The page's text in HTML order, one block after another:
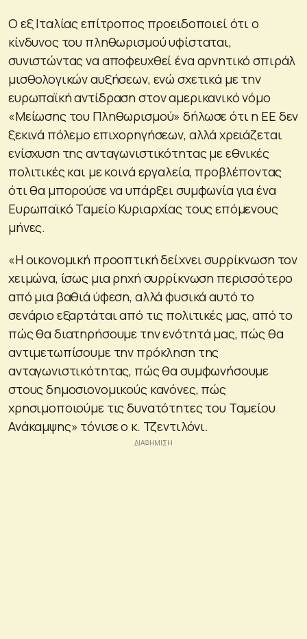
Ο εξ Ιταλίας επίτροπος προειδοποιεί ότι ο
κίνδυνος του πληθωρισμού υφίσταται,
συνιστώντας να αποφευχθεί ένα αρνητικό σπιράλ
μισθολογικών αυξήσεων, ενώ σχετικά με την
ευρωπαϊκή αντίδραση στον αμερικανικό νόμο
«Μείωσης του Πληθωρισμού» δήλωσε ότι η ΕΕ δεν
ξεκινά πόλεμο επιχορηγήσεων, αλλά χρειάζεται
ενίσχυση της ανταγωνιστικότητας με εθνικές
πολιτικές και με κοινά εργαλεία, προβλέποντας
ότι θα μπορούσε να υπάρξει συμφωνία για ένα
Ευρωπαϊκό Ταμείο Κυριαρχίας τους επόμενους
μήνες.
«Η οικονομική προοπτική δείχνει συρρίκνωση τον
χειμώνα, ίσως μια ρηχή συρρίκνωση περισσότερο
από μια βαθιά ύφεση, αλλά φυσικά αυτό το
σενάριο εξαρτάται από τις πολιτικές μας, από το
πώς θα διατηρήσουμε την ενότητά μας, πώς θα
αντιμετωπίσουμε την πρόκληση της
ανταγωνιστικότητας, πώς θα συμφωνήσουμε
στους δημοσιονομικούς κανόνες, πώς
χρησιμοποιούμε τις δυνατότητες του Ταμείου
Ανάκαμψης» τόνισε ο κ. Τζεντιλόνι.